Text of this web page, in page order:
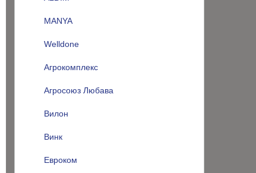
MANYA
Welldone
Агрокомплекс
Агросоюз Любава
Вилон
Винк
Евроком